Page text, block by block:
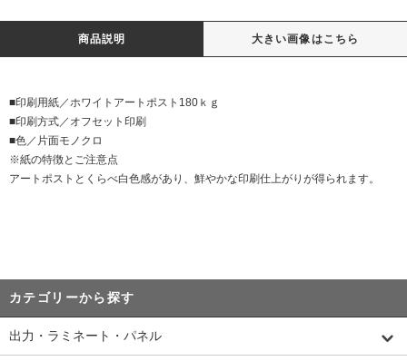
商品説明 大きい画像はこちら
■印刷用紙／ホワイトアートポスト180ｋｇ
■印刷方式／オフセット印刷
■色／片面モノクロ
※紙の特徴とご注意点
アートポストとくらべ白色感があり、鮮やかな印刷仕上がりが得られます。
カテゴリーから探す
出力・ラミネート・パネル